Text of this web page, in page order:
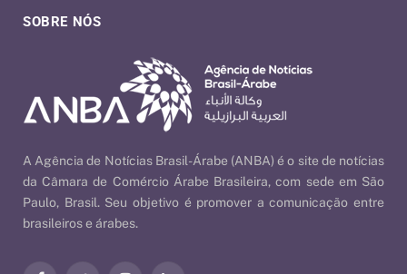
SOBRE NÓS
A Agência de Notícias Brasil-Árabe (ANBA) é o site de notícias
da Câmara de Comércio Árabe Brasileira, com sede em São
Paulo, Brasil. Seu objetivo é promover a comunicação entre
brasileiros e árabes.